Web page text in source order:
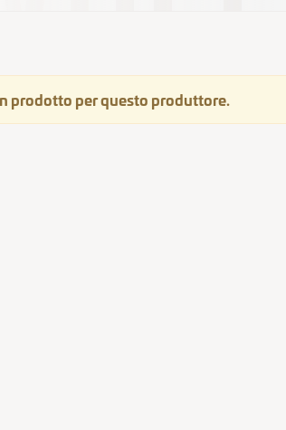
prodotto per questo produttore.